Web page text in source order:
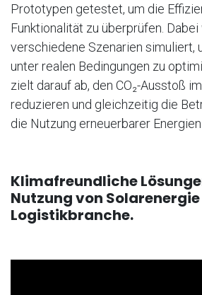
Prototypen getestet, um die
Funktionalität zu überprüfen.
verschiedene Szenarien simuliert,
unter realen Bedingungen zu
zielt darauf ab, den CO₂-Ausstoß
reduzieren und gleichzeitig die
die Nutzung erneuerbarer Energien
Klimafreundliche
Nutzung von
Logistikbranche.